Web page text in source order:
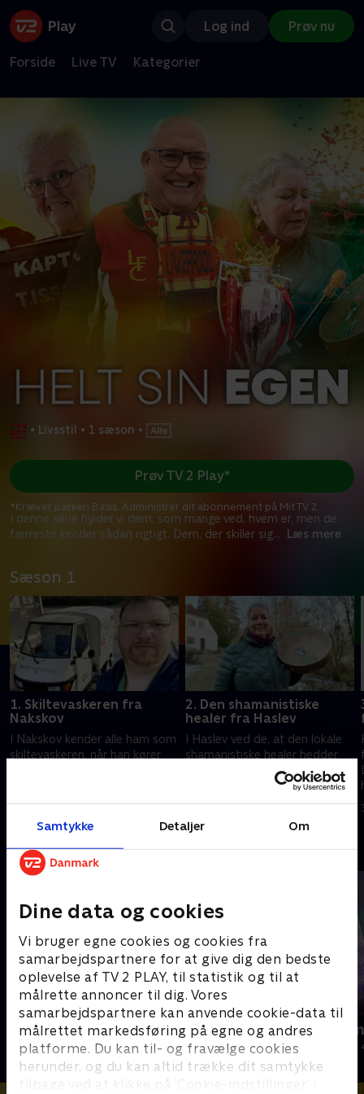
Samtykke Detaljer Om
Dine data og cookies
Vi bruger egne cookies og cookies fra
samarbejdspartnere for at give dig den bedste
oplevelse af TV 2 PLAY, til statistik og til at
målrette annoncer til dig. Vores
samarbejdspartnere kan anvende cookie-data til
målrettet markedsføring på egne og andres
platforme. Du kan til- og fravælge cookies
herunder, og du kan altid trække dit samtykke
tilbage ved at klikke på ’Cookie-indstillinger’ i
Log ind Prøv nu
Forside Live TV Kategorier
• Livsstil • 1 sæson •
I denne serie hylder vi dem, som mange ved, hvem er, men de
færreste kender sådan rigtigt. Dem, der skiller sig... Læs mere
Prøv TV 2 Play*
*Kræver pakken Basis. Administrer dit abonnement på Mit TV 2.
Sæson 1
1. Skiltevaskeren fra
Nakskov
I Nakskov kender alle ham som
skiltevaskeren, når han kører
hvem er han i virkeligheden?
20. marts 2026 • 9 min
2. Den shamanistiske
healer fra Haslev
I Haslev ved de, at den lokale
shamanistiske healer hedder
Rikke Agersted og står bag
bålceremonier og ofringer. Men
hvem er hun egentlig?
27. marts 2026 • 9 min
Andre så også
En have i gave
Livsstil • 3 sæsoner
Julelys for
2022 • Livsstil •